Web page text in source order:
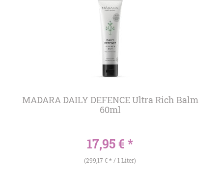
MADARA DAILY DEFENCE Ultra Rich Balm
60ml
17,95 € *
(299,17 € * / 1 Liter)